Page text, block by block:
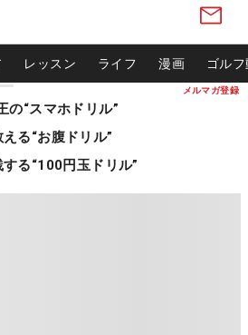
メルマガ登録
レッスン ライフ 漫画 ゴル
の“スマホドリル”
る“お腹ドリル”
る“100円玉ドリル”